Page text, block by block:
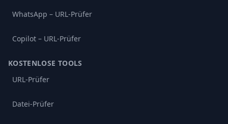
WhatsApp – URL-Prüfer
Copilot – URL-Prüfer
KOSTENLOSE TOOLS
URL-Prüfer
Datei-Prüfer